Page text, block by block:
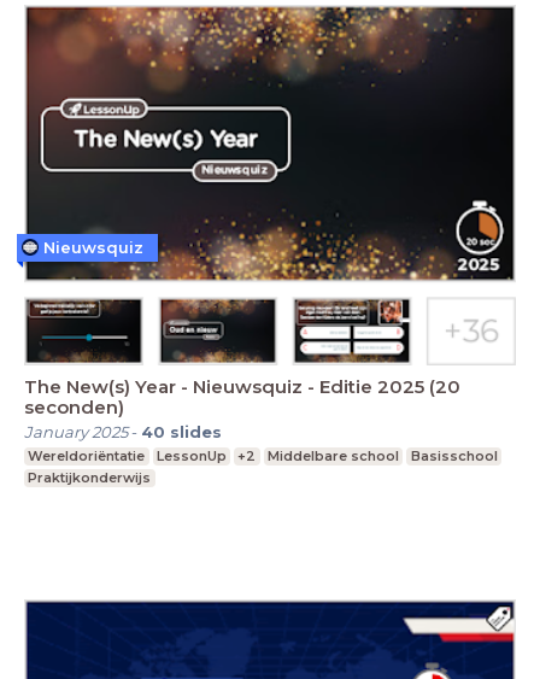
The New(s) Year - Nieuwsquiz - Editie 2025 (20
seconden)
January 2025- 40 slides
Wereldoriëntatie LessonUp +2 Middelbare school
Basisschool
Praktijkonderwijs
Nieuwsquiz